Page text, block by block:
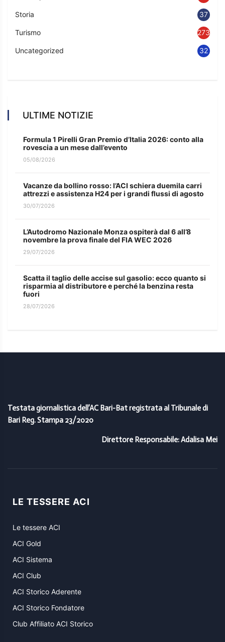
Storia 37
Turismo 273
Uncategorized 32
ULTIME NOTIZIE
Formula 1 Pirelli Gran Premio d’Italia 2026: conto alla
rovescia a un mese dall’evento
05/08/2026
Vacanze da bollino rosso: l’ACI schiera duemila carri
attrezzi e assistenza H24 per i grandi flussi di agosto
30/07/2026
L’Autodromo Nazionale Monza ospiterà dal 6 all’8
novembre la prova finale del FIA WEC 2026
29/07/2026
Scatta il taglio delle accise sul gasolio: ecco quanto si
risparmia al distributore e perché la benzina resta
fuori
28/07/2026
Testata giornalistica dell’AC Bari-Bat registrata al Tribunale di
Bari Reg. Stampa 23/2020
Direttore Responsabile: Adalisa Mei
LE TESSERE ACI
Le tessere ACI
ACI Gold
ACI Sistema
ACI Club
ACI Storico Aderente
ACI Storico Fondatore
Club Affiliato ACI Storico